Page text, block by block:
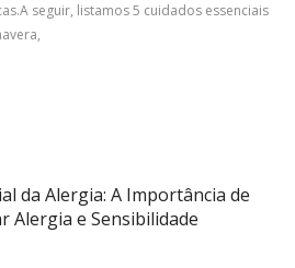
seguir, listamos 5 cuidados essenciais
da Alergia: A Importância de
Alergia e Sensibilidade